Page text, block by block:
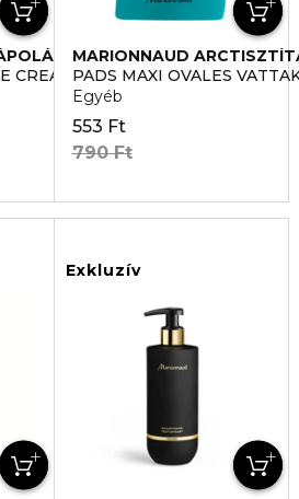
CREAM
MARIONNAUD
PADS MAXI OVALES
Egyéb
553 Ft
790 Ft
Exkluzív